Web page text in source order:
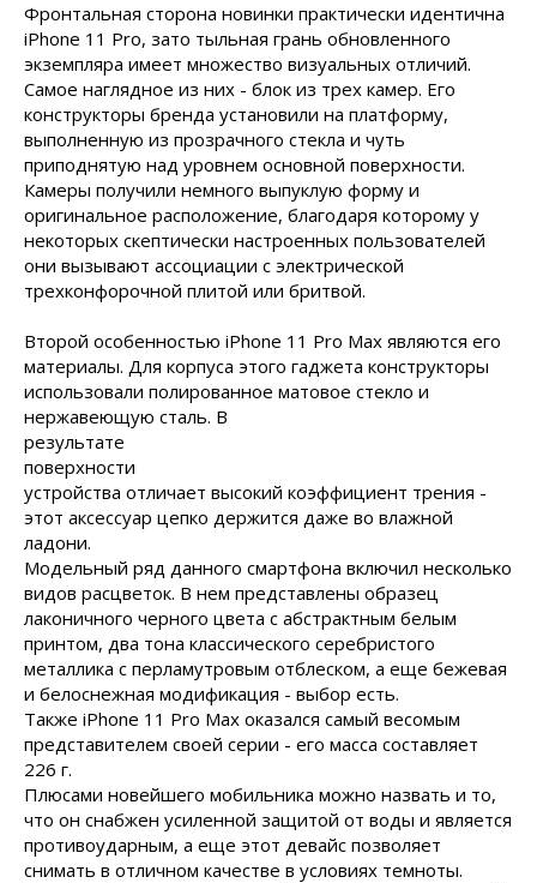
Фронтальная сторона новинки практически идентична
iРhone 11 Рro, зато тыльная грань обновленного
экземпляра имеет множество визуальных отличий.
Самое наглядное из них - блок из трех камер. Его
конструкторы бренда установили на платформу,
выполненную из прозрачного стекла и чуть
приподнятую над уровнем основной поверхности.
Камеры получили немного выпуклую форму и
оригинальное расположение, благодаря которому у
некоторых скептически настроенных пользователей
они вызывают ассоциации с электрической
трехконфорочной плитой или бритвой.
Второй особенностью iРhone 11 Рro Мax являются его
материалы. Для корпуса этого гаджета конструкторы
использовали полированное матовое стекло и
нержавеющую сталь. В
результате
поверхности
устройства отличает высокий коэффициент трения -
этот аксессуар цепко держится даже во влажной
ладони.
Модельный ряд данного смартфона включил несколько
видов расцветок. В нем представлены образец
лаконичного черного цвета с абстрактным белым
принтом, два тона классического серебристого
металлика с перламутровым отблеском, а еще бежевая
и белоснежная модификация - выбор есть.
Также iРhone 11 Рro Мax оказался самый весомым
представителем своей серии - его масса составляет
226 г.
Плюсами новейшего мобильника можно назвать и то,
что он снабжен усиленной защитой от воды и является
противоударным, а еще этот девайс позволяет
снимать в отличном качестве в условиях темноты.